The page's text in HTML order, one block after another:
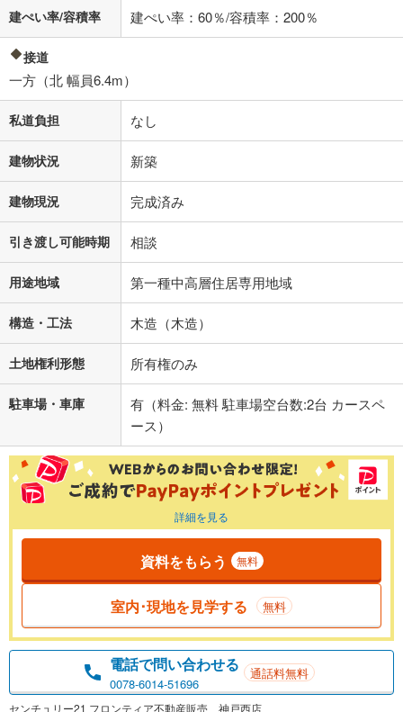
建ぺい率/容積率 建ぺい率：60％/容積率：200％
接道
一方（北 幅員6.4m）
私道負担 なし
建物状況 新築
建物現況 完成済み
引き渡し可能時期 相談
用途地域 第一種中高層住居専用地域
構造・工法 木造（木造）
土地権利形態 所有権のみ
駐車場・車庫
有（料金: 無料 駐車場空台数:2台 カースペ
ース）
詳細を見る
資料をもらう 無料
室内･現地を見学する 無料
電話で問い合わせる
0078-6014-51696
通話料無料
センチュリー21 フロンティア不動産販売 神戸西店